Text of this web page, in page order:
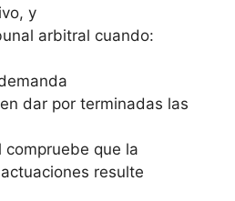
y
arbitral cuando:
dar por terminadas las
que la
resulte